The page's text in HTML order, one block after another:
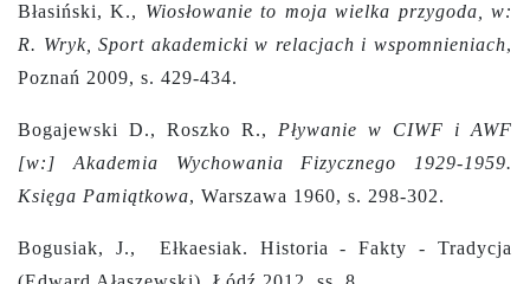
Błasiński, K., Wiosłowanie to moja wielka przygoda, w:
R. Wryk, Sport akademicki w relacjach i wspomnieniach,
Poznań 2009, s. 429-434.
Bogajewski D., Roszko R., Pływanie w CIWF i AWF
[w:] Akademia Wychowania Fizycznego 1929-1959.
Księga Pamiątkowa, Warszawa 1960, s. 298-302.
Bogusiak, J., Ełkaesiak. Historia - Fakty - Tradycja